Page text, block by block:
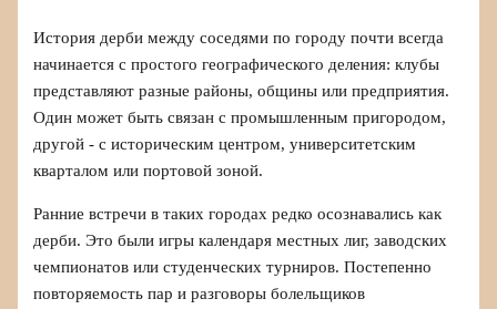
История дерби между соседями по городу почти всегда
начинается с простого географического деления: клубы
представляют разные районы, общины или предприятия.
Один может быть связан с промышленным пригородом,
другой - с историческим центром, университетским
кварталом или портовой зоной.
Ранние встречи в таких городах редко осознавались как
дерби. Это были игры календаря местных лиг, заводских
чемпионатов или студенческих турниров. Постепенно
повторяемость пар и разговоры болельщиков